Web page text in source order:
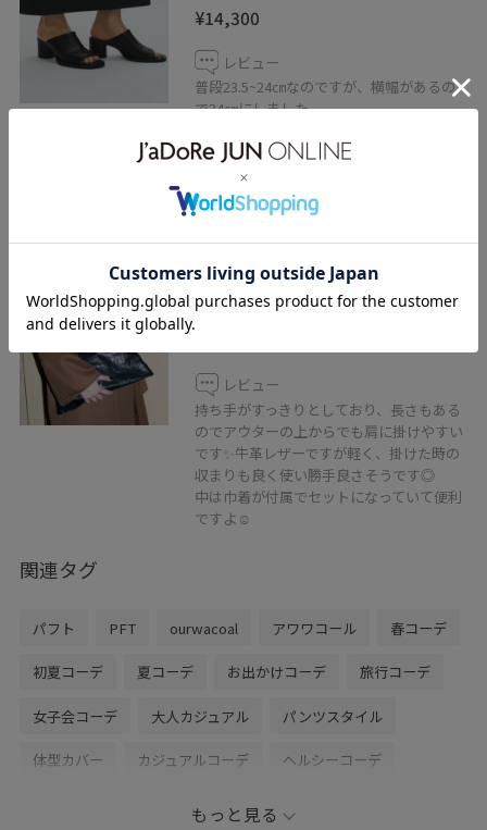
¥14,300
レビュー
普段23.5~24㎝なのですが、横幅があるの
で24㎝にしました。
でホールドされて安定感もあります◎一日
履いていても疲れませんでした✨
PFT
【PFT】Triangle Bag
ブラック / F
レビュー
持ち手がすっきりとしており、長さもある
のでアウターの上からでも肩に掛けやすい
です✨牛革レザーですが軽く、掛けた時の
収まりも良く使い勝手良さそうです◎
中は巾着が付属でセットになっていて便利
ですよ☺️
関連タグ
パフト PFT ourwacoal アワワコール 春コーデ
初夏コーデ 夏コーデ お出かけコーデ 旅行コーデ
女子会コーデ 大人カジュアル パンツスタイル
体型カバー カジュアルコーデ ヘルシーコーデ
きれいめコーデ
もっと見る